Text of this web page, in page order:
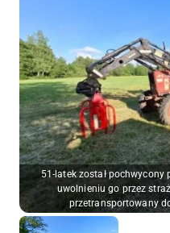
51-latek został pochwycony
uwolnieniu go przez
przetransportowany